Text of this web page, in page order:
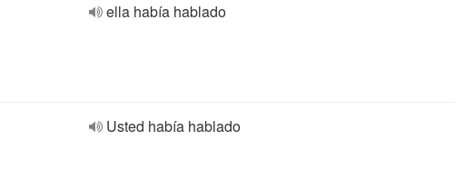
ella había hablado
Usted había hablado